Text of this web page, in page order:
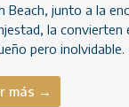
Beach, junto a la
la convierten
pero inolvidable.
más →